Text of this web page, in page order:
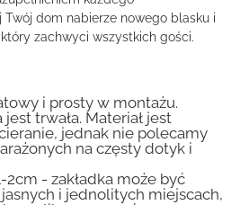
Twój dom nabierze nowego blasku i
zachwyci wszystkich gości.
i prosty w montażu.
trwała. Materiał jest
jednak nie polecamy
na częsty dotyk i
2cm - zakładka może być
i jednolitych miejscach,